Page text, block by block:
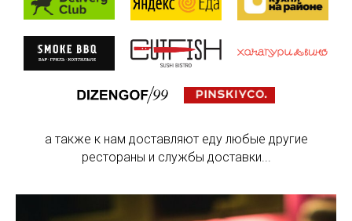
а также к нам доставляют еду любые другие
рестораны и службы доставки...
Акции